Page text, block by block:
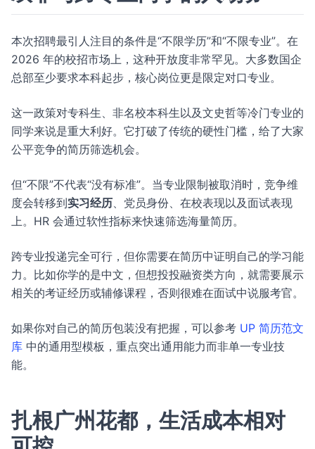
本次招聘最引人注目的条件是“不限学历”和“不限专业”。在
2026 年的校招市场上，这种开放度非常罕见。大多数国企
总部至少要求本科起步，核心岗位更是限定对口专业。
这一政策对专科生、非名校本科生以及文史哲等冷门专业的
同学来说是重大利好。它打破了传统的硬性门槛，给了大家
公平竞争的简历筛选机会。
但“不限”不代表“没有标准”。当专业限制被取消时，竞争维
度会转移到实习经历、党员身份、在校表现以及面试表现
上。HR 会通过软性指标来快速筛选海量简历。
跨专业投递完全可行，但你需要在简历中证明自己的学习能
力。比如你学的是中文，但想投投融资类方向，就需要展示
相关的考证经历或辅修课程，否则很难在面试中说服考官。
如果你对自己的简历包装没有把握，可以参考 UP 简历范文
库 中的通用型模板，重点突出通用能力而非单一专业技
能。
扎根广州花都，生活成本相对